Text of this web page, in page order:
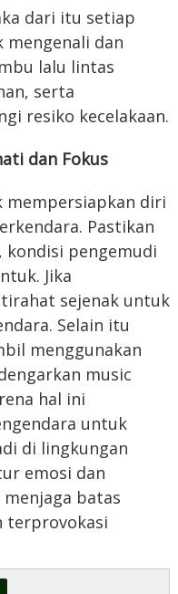
dari itu setiap
dan
lalu lintas
serta
resiko kecelakaan.
dan Fokus
mempersiapkan diri
Pastikan
kondisi pengemudi
Jika
sejenak untuk
Selain itu
menggunakan
music
hal ini
untuk
di lingkungan
emosi dan
batas
terprovokasi